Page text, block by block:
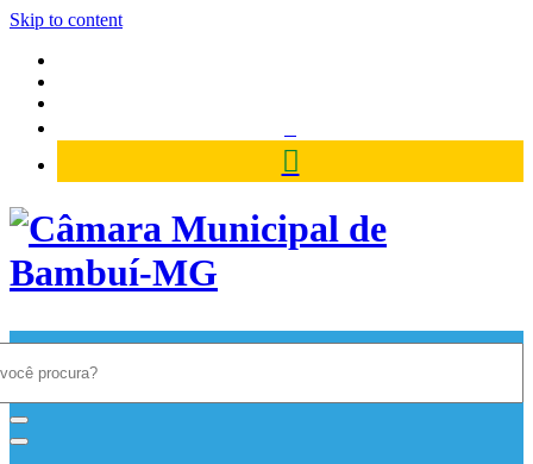
Skip to content
Câmara Municipal de Bambuí-
MG